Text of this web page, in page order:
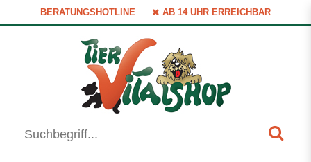
BERATUNGSHOTLINE AB 14 UHR ERREICHBAR